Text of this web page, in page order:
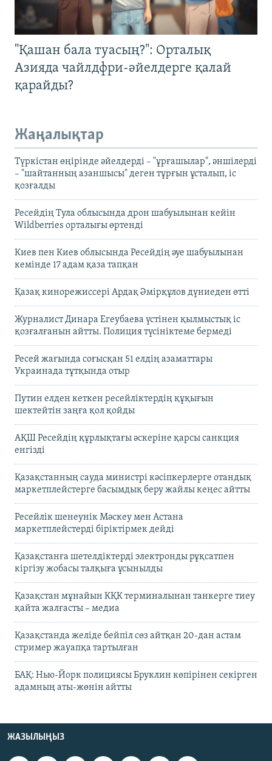
"Қашан бала туасың?": Орталық
Азияда чайлдфри-әйелдерге қалай
қарайды?
Жаңалықтар
Түркістан өңірінде әйелдерді – "ұрғашылар", әншілерді
– "шайтанның азаншысы" деген тұрғын ұсталып, іс
қозғалды
Ресейдің Тула облысында дрон шабуылынан кейін
Wildberries орталығы өртенді
Киев пен Киев облысында Ресейдің әуе шабуылынан
кемінде 17 адам қаза тапқан
Қазақ кинорежиссері Ардақ Әмірқұлов дүниеден өтті
Журналист Динара Егеубаева үстінен қылмыстық іс
қозғалғанын айтты. Полиция түсініктеме бермеді
Ресей жағында соғысқан 51 елдің азаматтары
Украинада тұтқында отыр
Путин елден кеткен ресейліктердің құқығын
шектейтін заңға қол қойды
АҚШ Ресейдің құрлықтағы әскеріне қарсы санкция
енгізді
Қазақстанның сауда министрі кәсіпкерлерге отандық
маркетплейстерге басымдық беру жайлы кеңес айтты
Ресейлік шенеунік Мәскеу мен Астана
маркетплейстерді біріктірмек дейді
Қазақстанға шетелдіктерді электронды рұқсатпен
кіргізу жобасы талқыға ұсынылды
Қазақстан мұнайын КҚК терминалынан танкерге тиеу
қайта жалғасты – медиа
Қазақстанда желіде бейпіл сөз айтқан 20-дан астам
стример жауапқа тартылған
БАҚ: Нью-Йорк полициясы Бруклин көпірінен секірген
адамның аты-жөнін айтты
ЖАЗЫЛЫҢЫЗ